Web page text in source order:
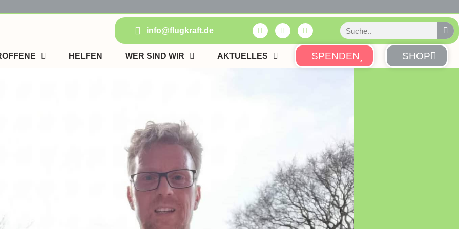
info@flugkraft.de
HELFEN WER SIND WIR AKTUELLES SPENDEN SHOP